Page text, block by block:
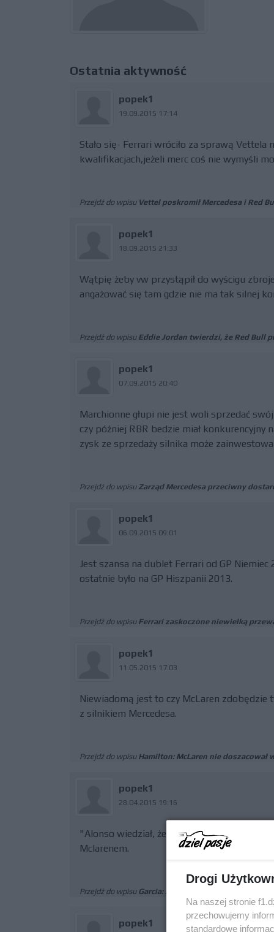
Ostatnia aktywność
popek1
19.09.2015 17:14
Stało się- Ferrari wróciło za sprawą
kwalifikacjach,jeżeli merc coś nie wymyśli
Przejdź do wpisu Vettel poskromił Mercedesa i Red
popek1
18.09.2015 21:33
Wątpię żeby vw przystąpił do wyścigu
angażować się tam gdzie nie ma tak silnej
Przejdź do wpisu Eddie Jordan twierdzi, że Red Bull
popek1
07.09.2015 20:40
Marchionne głupi nie jest woli sprzedać
czy później RBR bedzie miał
zysk ze sprzedaży silnika może
Przejdź do wpisu Zarząd Mercedesa przeciwny
popek1
06.09.2015 09:01
Jest szansa na dublet Ferrari od GP
ostatnie było na GP Hiszpanii 2013.
Przejdź do wpisu Ferrari zaskoczone niewielką
popek1
11.05.2015 17:03
Niewiadomą jest to czy McLaren zdobędzie
z silnikiem Mercedesa.
Przejdź do wpisu Hamilton: McLaren nie doszacował
popek1
28.04.2015 19:16
"Alonso wiedział, że Ferrari odnotuje spory
Mclarenem.
Przejdź do wpisu Garcia: Alonso wiedział, że Ferrari
popek1
Drogi
Na naszej stronie
przechowujemy
standardowe